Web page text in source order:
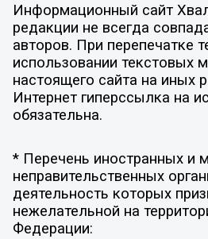
Информационный сайт
редакции не всегда
авторов. При перепечатке
использовании текстовых
настоящего сайта на иных
Интернет гиперссылка на
обязательна.
* Перечень иностранных и
неправительственных
деятельность которых
нежелательной на
Федерации: